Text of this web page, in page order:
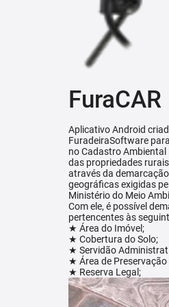
FuraCAR
Aplicativo Android
FuradeiraSoftware
no Cadastro Ambiental
das propriedades rurais
através da
geográficas exigidas
Ministério do Meio
Com ele, é possível
pertencentes às
★ Área do Imóvel;
★ Cobertura do Solo;
★ Servidão
★ Área de
★ Reserva Legal;